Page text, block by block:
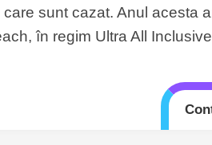
sunt cazat. Anul acesta
în regim Ultra All